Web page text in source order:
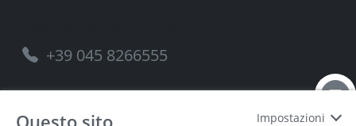
+39 045 8266555
Questo sito Impostazioni